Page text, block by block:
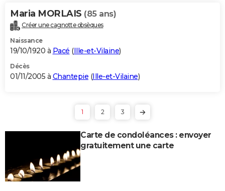
Maria MORLAIS (85 ans)
Créer une cagnotte obsèques
Naissance
19/10/1920 à Pacé (Ille-et-Vilaine)
Décès
01/11/2005 à Chantepie (Ille-et-Vilaine)
1 2 3
Carte de condoléances : envoyer
gratuitement une carte